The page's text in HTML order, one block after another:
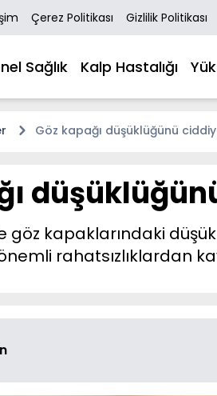
Çerez Politikası Gizlilik Politikası
Sağlık Kalp Hastalığı
Göz kapağı düşüklüğünü
göz kapaklarındaki
rahatsızlıklardan